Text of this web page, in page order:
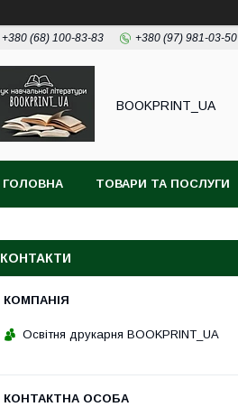
+380 (68) 100-83-83 +380 (97) 981-03-50
BOOKPRINT_UA
ГОЛОВНА ТОВАРИ ТА ПОСЛУГИ
КОНТАКТИ
Освітня друкарня BOOKPRINT_UA